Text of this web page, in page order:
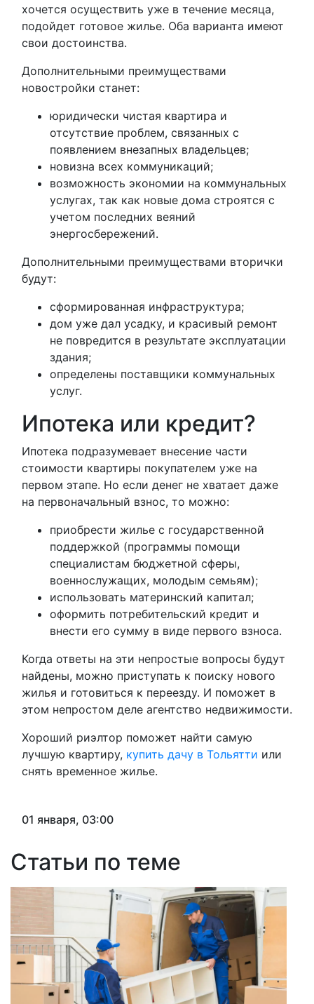
хочется осуществить уже в течение месяца,
подойдет готовое жилье. Оба варианта имеют
свои достоинства.
Дополнительными преимуществами
новостройки станет:
юридически чистая квартира и
отсутствие проблем, связанных с
появлением внезапных владельцев;
новизна всех коммуникаций;
возможность экономии на коммунальных
услугах, так как новые дома строятся с
учетом последних веяний
энергосбережений.
Дополнительными преимуществами вторички
будут:
сформированная инфраструктура;
дом уже дал усадку, и красивый ремонт
не повредится в результате эксплуатации
здания;
определены поставщики коммунальных
услуг.
Ипотека или кредит?
Ипотека подразумевает внесение части
стоимости квартиры покупателем уже на
первом этапе. Но если денег не хватает даже
на первоначальный взнос, то можно:
приобрести жилье с государственной
поддержкой (программы помощи
специалистам бюджетной сферы,
военнослужащих, молодым семьям);
использовать материнский капитал;
оформить потребительский кредит и
внести его сумму в виде первого взноса.
Когда ответы на эти непростые вопросы будут
найдены, можно приступать к поиску нового
жилья и готовиться к переезду. И поможет в
этом непростом деле агентство недвижимости.
Хороший риэлтор поможет найти самую
лучшую квартиру, купить дачу в Тольятти или
снять временное жилье.
01 января, 03:00
Статьи по теме